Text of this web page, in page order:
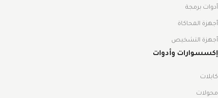
أدوات برمجة
أجهزة المحاكاة
أجهزة التشخيص
إكسسوارات وأدوات
كابلات
محولات